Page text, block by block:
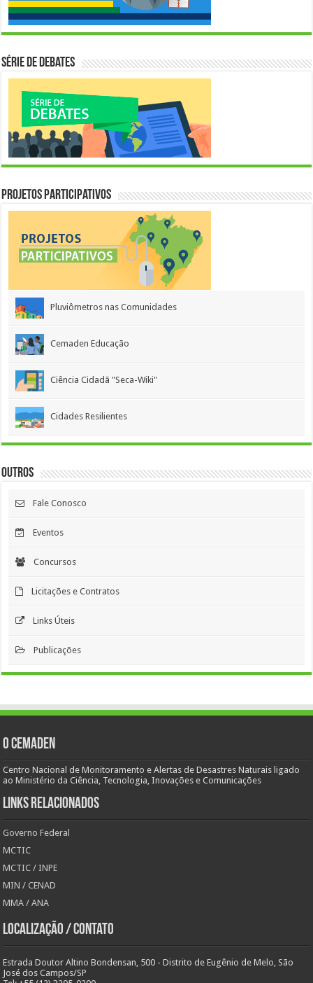
Série de Debates
Projetos Participativos
Pluviômetros nas Comunidades
Cemaden Educação
Ciência Cidadã "Seca-Wiki"
Cidades Resilientes
Outros
Fale Conosco
Eventos
Concursos
Licitações e Contratos
Links Úteis
Publicações
O Cemaden
Centro Nacional de Monitoramento e Alertas de Desastres Naturais ligado
ao Ministério da Ciência, Tecnologia, Inovações e Comunicações
Links Relacionados
Governo Federal
MCTIC
MCTIC / INPE
MIN / CENAD
MMA / ANA
Localização / Contato
Estrada Doutor Altino Bondensan, 500 - Distrito de Eugênio de Melo, São
José dos Campos/SP